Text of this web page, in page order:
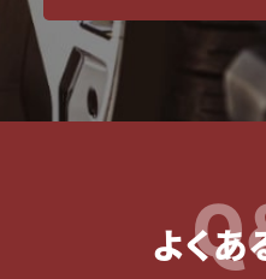
よくあ